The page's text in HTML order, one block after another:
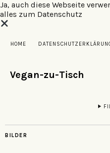
Ja, auch diese Webseite
alles zum Datenschutz
HOME
Vegan-zu-Tisch
BILDER